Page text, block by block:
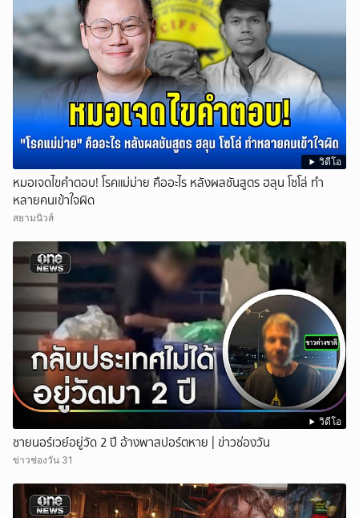
วิดีโอ
หมอเจดไขคำตอบ! โรคแม่ม่าย คืออะไร หลังผลชันสูตร ฮลุน โซโล่ ทำ
หลายคนเข้าใจผิด
สยามนิวส์
วิดีโอ
ชายนอร์เวย์อยู่วัด 2 ปี อ้างพาสปอร์ตหาย | ข่าวช่องวัน
ข่าวช่องวัน 31